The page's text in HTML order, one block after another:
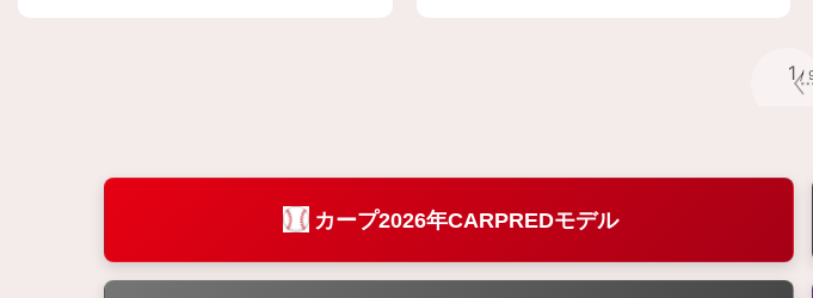
1/
カープ2026年CARPREDモデル